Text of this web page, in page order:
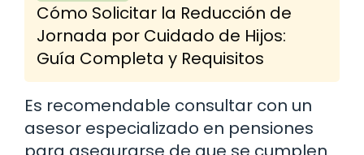
Cómo Solicitar la Reducción de
Jornada por Cuidado de Hijos:
Guía Completa y Requisitos
Es recomendable consultar con un
asesor especializado en pensiones